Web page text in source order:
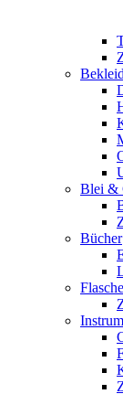
Blei &
Bücher